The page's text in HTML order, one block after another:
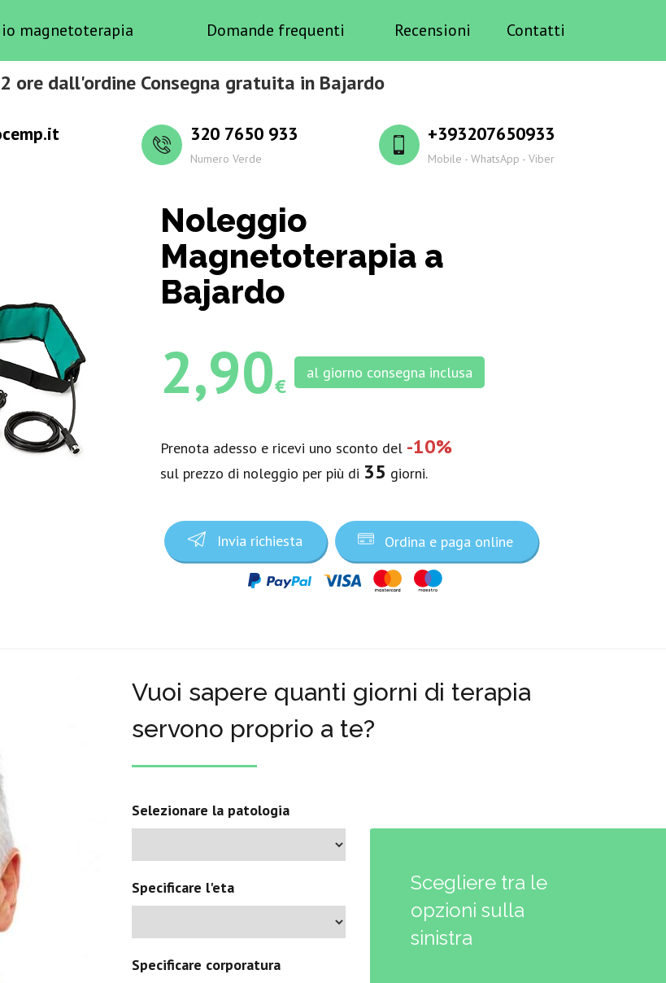
magnetoterapia Domande frequenti Recensioni Contatti
ore dall'ordine Consegna gratuita in Bajardo
320 7650 933
Numero Verde
+393207650933
Mobile - WhatsApp - Viber
Noleggio
Magnetoterapia a
Bajardo
2,90€
al giorno consegna inclusa
Prenota adesso e ricevi uno sconto del -10%
sul prezzo di noleggio per più di 35 giorni.
Invia richiesta Ordina e paga online
Vuoi sapere quanti giorni di terapia
servono proprio a te?
Selezionare la patologia
Specificare l'eta
Specificare corporatura
Scegliere tra le
opzioni sulla
sinistra